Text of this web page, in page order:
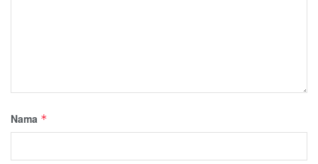
Nama *